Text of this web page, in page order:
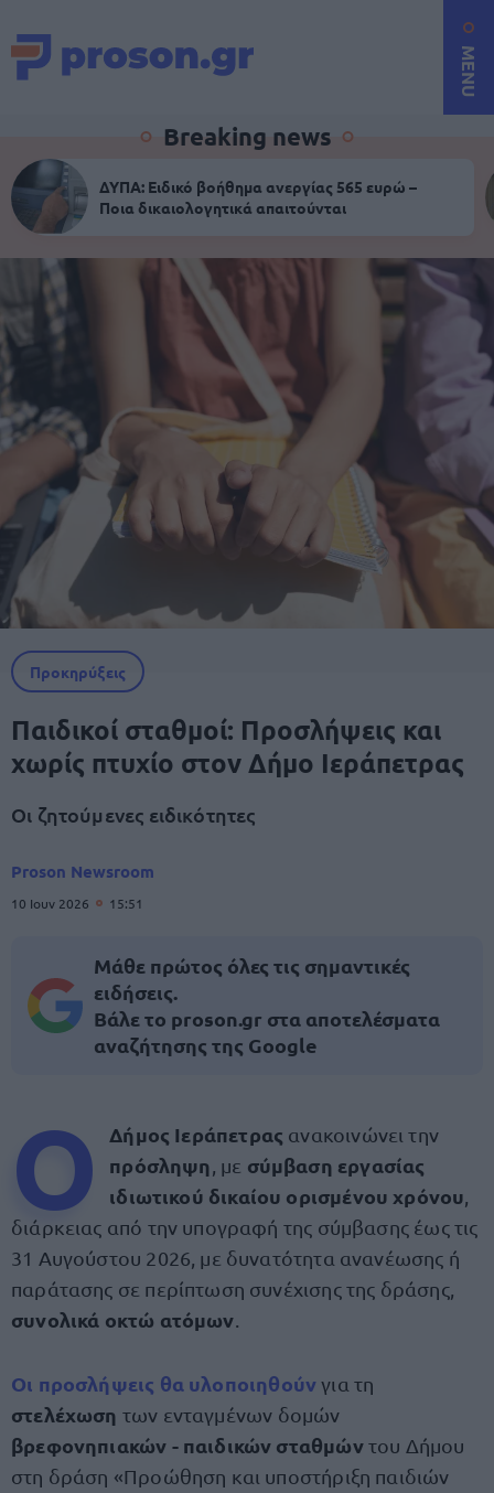
MENU
Breaking news
ΔΥΠΑ: Ειδικό βοήθημα ανεργίας 565 ευρώ –
Ποια δικαιολογητικά απαιτούνται
Προκηρύξεις
Παιδικοί σταθμοί: Προσλήψεις και
χωρίς πτυχίο στον Δήμο Ιεράπετρας
Οι ζητούμενες ειδικότητες
Proson Newsroom
10 Ιουν 2026 15:51
Μάθε πρώτος όλες τις σημαντικές
ειδήσεις.
Βάλε το proson.gr στα αποτελέσματα
αναζήτησης της Google
Ο Δήμος Ιεράπετρας ανακοινώνει την
πρόσληψη , με σύμβαση εργασίας
ιδιωτικού δικαίου ορισμένου χρόνου
διάρκειας από την υπογραφή της σύμβασης έως τις
31 Αυγούστου 2026, με δυνατότητα ανανέωσης ή
παράτασης σε περίπτωση συνέχισης της δράσης,
συνολικά οκτώ ατόμων
Οι προσλήψεις θα υλοποιηθούνγια τη
στελέχωση των ενταγμένων δομών
βρεφονηπιακών - παιδικών σταθμώντου Δήμου
στη δράση «Προώθηση και υποστήριξη παιδιών